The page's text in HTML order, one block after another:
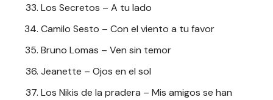
Los Secretos – A tu lado
Camilo Sesto – Con el viento a tu favor
Bruno Lomas – Ven sin temor
Jeanette – Ojos en el sol
Los Nikis de la pradera – Mis amigos se han